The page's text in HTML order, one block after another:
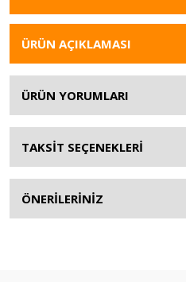
ÜRÜN AÇIKLAMASI
ÜRÜN YORUMLARI
TAKSİT SEÇENEKLERİ
ÖNERİLERİNİZ